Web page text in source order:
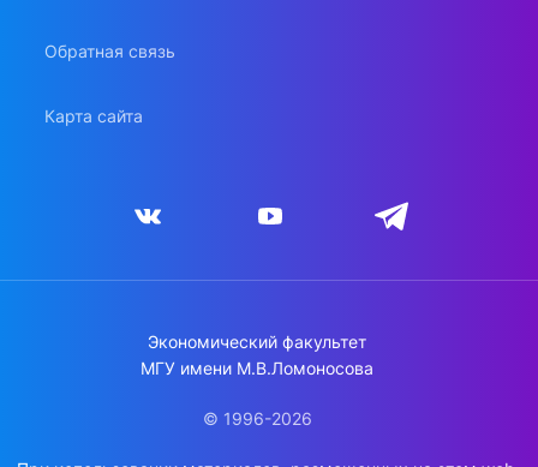
Обратная связь
Карта сайта
Экономический факультет
МГУ имени М.В.Ломоносова
© 1996-2026